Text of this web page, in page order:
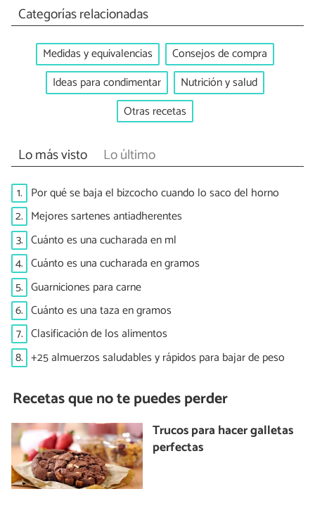
Categorías relacionadas
Medidas y equivalencias
Consejos de compra
Ideas para condimentar
Nutrición y salud
Otras recetas
Lo más visto Lo último
1. Por qué se baja el bizcocho cuando lo saco del horno
2. Mejores sartenes antiadherentes
3. Cuánto es una cucharada en ml
4. Cuánto es una cucharada en gramos
5. Guarniciones para carne
6. Cuánto es una taza en gramos
7. Clasificación de los alimentos
8. +25 almuerzos saludables y rápidos para bajar de peso
Recetas que no te puedes perder
Trucos para hacer galletas
perfectas